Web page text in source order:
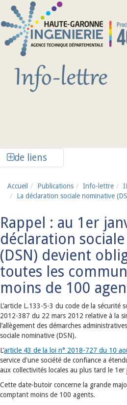
Aller au contenu principal
de liens
Accueil Publications Info-lettre
La déclaration sociale nominative
Rappel : au 1er
déclaration
(DSN) devient
toutes les
moins de 100
L’article L.133-5-3 du code de la sécurité
2012-387 du 22 mars 2012 relative à la
l’allègement des démarches
sociale nominative (DSN).
L’article 43 de la loi n° 2018-727 du 10
service d'une société de confiance a
aux collectivités locales au plus tard le
Cette date-butoir concerne la grande
comptant moins de 100 agents.